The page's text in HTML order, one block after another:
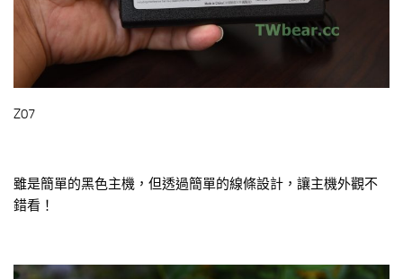
Z07
雖是簡單的黑色主機，但透過簡單的線條設計，讓主機外觀不
錯看！